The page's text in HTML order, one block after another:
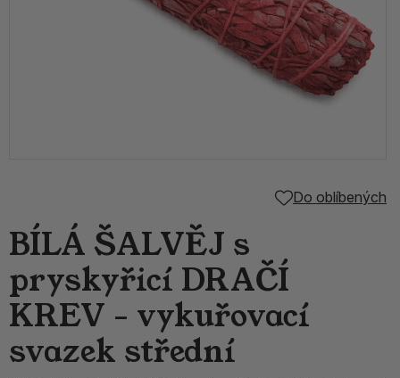
Do oblíbených
BÍLÁ ŠALVĚJ s
pryskyřicí DRAČÍ
KREV - vykuřovací
svazek střední